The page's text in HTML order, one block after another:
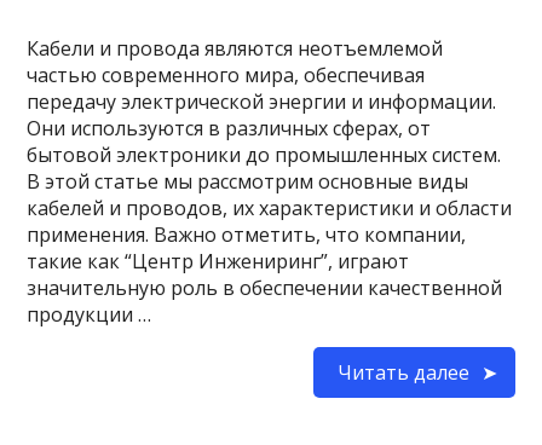
Кабели и провода являются неотъемлемой
частью современного мира, обеспечивая
передачу электрической энергии и информации.
Они используются в различных сферах, от
бытовой электроники до промышленных систем.
В этой статье мы рассмотрим основные виды
кабелей и проводов, их характеристики и области
применения. Важно отметить, что компании,
такие как “Центр Инжениринг”, играют
значительную роль в обеспечении качественной
продукции …
Читать далее